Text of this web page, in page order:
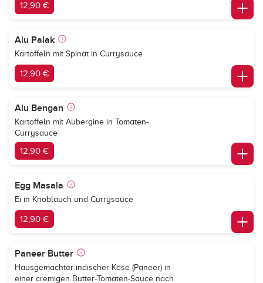
12,90 €
Alu Palak
Kartoffeln mit Spinat in Currysauce
12,90 €
Alu Bengan
Kartoffeln mit Aubergine in Tomaten-
Currysauce
12,90 €
Egg Masala
Ei in Knoblauch und Currysauce
12,90 €
Paneer Butter
Hausgemachter indischer Käse (Paneer) in
einer cremigen Butter-Tomaten-Sauce nach